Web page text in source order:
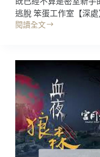
戰
忠
店/
西
門
店
(無
暴
雷，
安
逃脫 笨蛋工作室【深
閱讀全文
台
室
逃
脫
心
得
處，
笨